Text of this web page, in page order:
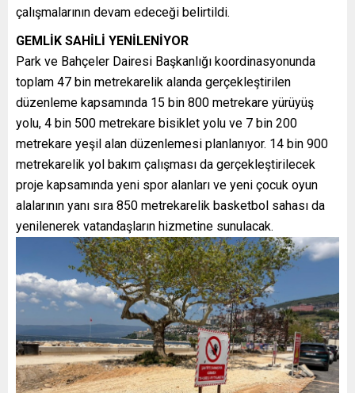
çalışmalarının devam edeceği belirtildi.
GEMLİK SAHİLİ YENİLENİYOR
Park ve Bahçeler Dairesi Başkanlığı koordinasyonunda
toplam 47 bin metrekarelik alanda gerçekleştirilen
düzenleme kapsamında 15 bin 800 metrekare yürüyüş
yolu, 4 bin 500 metrekare bisiklet yolu ve 7 bin 200
metrekare yeşil alan düzenlemesi planlanıyor. 14 bin 900
metrekarelik yol bakım çalışması da gerçekleştirilecek
proje kapsamında yeni spor alanları ve yeni çocuk oyun
alalarının yanı sıra 850 metrekarelik basketbol sahası da
yenilenerek vatandaşların hizmetine sunulacak.